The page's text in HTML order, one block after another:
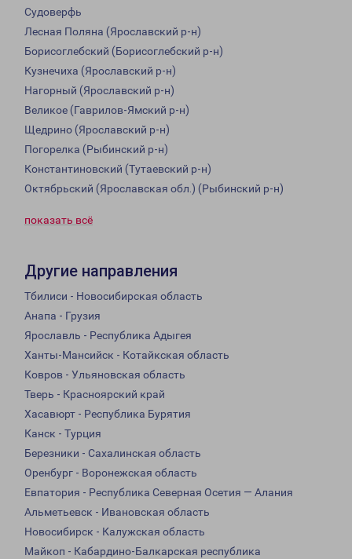
Судоверфь
Лесная Поляна (Ярославский р-н)
Борисоглебский (Борисоглебский р-н)
Кузнечиха (Ярославский р-н)
Нагорный (Ярославский р-н)
Великое (Гаврилов-Ямский р-н)
Щедрино (Ярославский р-н)
Погорелка (Рыбинский р-н)
Константиновский (Тутаевский р-н)
Октябрьский (Ярославская обл.) (Рыбинский р-н)
показать всё
Другие направления
Тбилиси - Новосибирская область
Анапа - Грузия
Ярославль - Республика Адыгея
Ханты-Мансийск - Котайкская область
Ковров - Ульяновская область
Тверь - Красноярский край
Хасавюрт - Республика Бурятия
Канск - Турция
Березники - Сахалинская область
Оренбург - Воронежская область
Евпатория - Республика Северная Осетия — Алания
Альметьевск - Ивановская область
Новосибирск - Калужская область
Майкоп - Кабардино-Балкарская республика